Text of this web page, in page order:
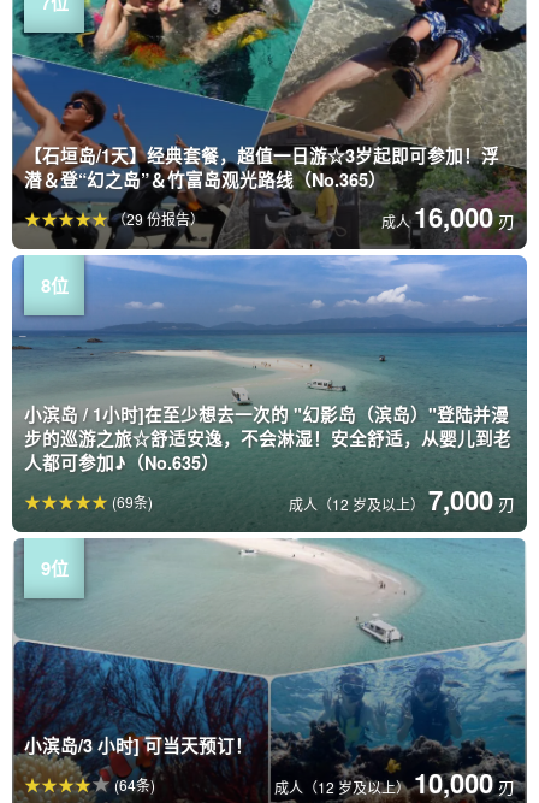
【石垣岛/1天】经典套餐，超值一日游☆3岁起即可参加！浮
潜＆登“幻之岛”＆竹富岛观光路线（No.365）
成人16,000 刃
（29 份报告）
小滨岛 / 1小时]在至少想去一次的 "幻影岛（滨岛）"登陆并漫
步的巡游之旅☆舒适安逸，不会淋湿！安全舒适，从婴儿到老
人都可参加♪（No.635）
成人（12 岁及以上） 7,000 刃
(69条)
小滨岛/3 小时] 可当天预订！
成人（12 岁及以上）10,000 刃
(64条)